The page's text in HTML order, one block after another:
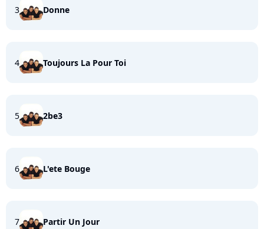
3 Donne
4 Toujours La Pour Toi
5 2be3
6 L'ete Bouge
7 Partir Un Jour